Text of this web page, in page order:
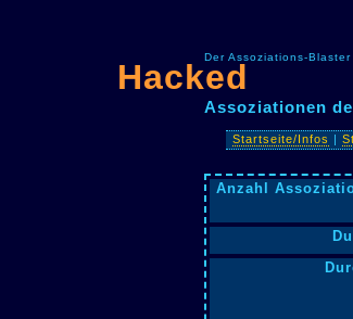
Der Assoziations-
Hacked
Assoziationen
Startseite/Infos
Anzahl